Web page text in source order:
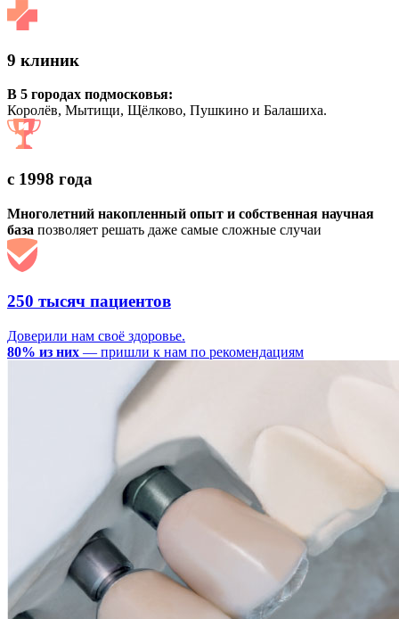
9 клиник
В 5 городах подмосковья:
Королёв, Мытищи, Щёлково, Пушкино и Балашиха.
с 1998 года
Многолетний накопленный опыт и собственная научная
база позволяет решать даже самые сложные случаи
250 тысяч пациентов
Доверили нам своё здоровье.
80% из них — пришли к нам по рекомендациям